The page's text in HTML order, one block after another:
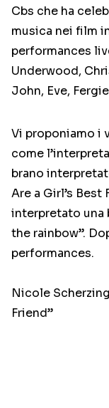
Cbs che ha
musica nei film
performances
Underwood,
John, Eve,
Vi proponiamo i
come
brano
Are a Girl’s Best
interpretato una
the rainbow”.
performances.
Nicole
Friend”